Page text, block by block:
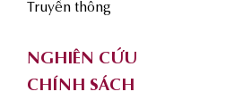
Truyền thông
NGHIÊN CỨU
CHÍNH SÁCH